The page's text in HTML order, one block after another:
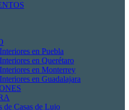
en Puebla
en Querétaro
en Monterrey
en Guadalajara
de Casas de Lujo